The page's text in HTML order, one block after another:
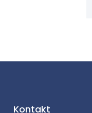
Kontakt